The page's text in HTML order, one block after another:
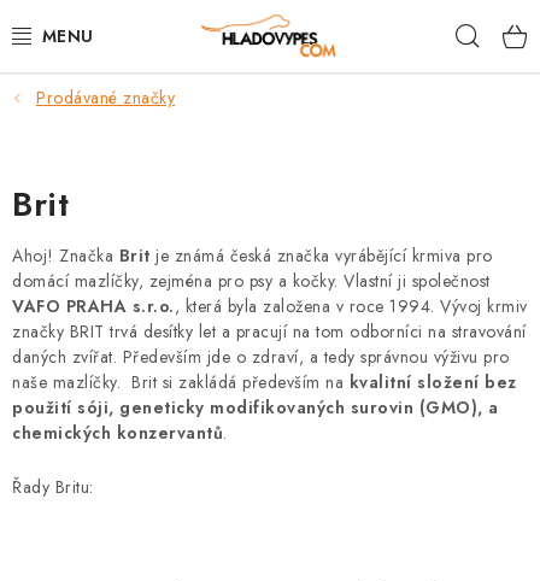
na
POTŘEBY PRO PSY
BACK ON TRACK
FAQ
VĚRNOSTNÍ PROGRAM
ZNAČKY
Prodávané značky
Brit
Ahoj! Značka Brit je známá česká značka vyrábějící krmiva pro
domácí mazlíčky, zejména pro psy a kočky. Vlastní ji společnost
VAFO PRAHA s.r.o., která byla založena v roce 1994. Vývoj krmiv
značky BRIT trvá desítky let a pracují na tom odborníci na stravování
daných zvířat. Především jde o zdraví, a tedy správnou výživu pro
naše mazlíčky. Brit si zakládá především na kvalitní složení bez
použití sóji, geneticky modifikovaných surovin (GMO), a
chemických konzervantů.
Řady Britu: